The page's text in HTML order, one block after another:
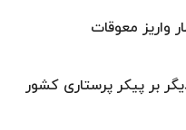
واریز معوقات
بر پیکر پرستاری کشور